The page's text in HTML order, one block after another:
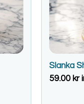
Slanka
59.00 kr